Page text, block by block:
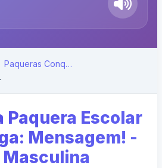
Paqueras Conquistas e Cantadas
-...
Paquera Escolar
Mensagem! -
Masculina